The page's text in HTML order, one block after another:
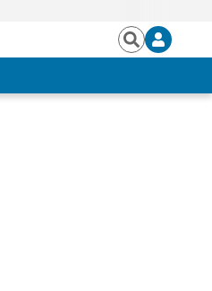
BuscarIniciar
sesión